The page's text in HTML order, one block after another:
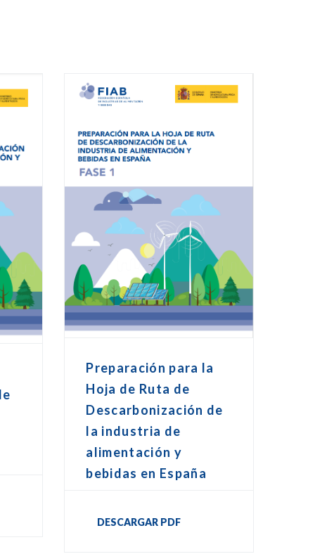
Preparación para la
Hoja de Ruta de
Descarbonización de
la industria de
alimentación y
bebidas en España
DESCARGAR PDF